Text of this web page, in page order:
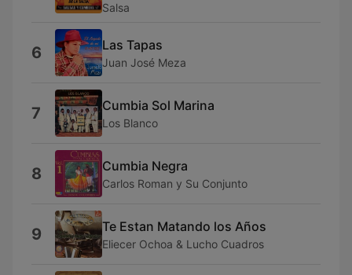
Salsa
6 Las Tapas
Juan José Meza
7 Cumbia Sol Marina
Los Blanco
8 Cumbia Negra
Carlos Roman y Su Conjunto
9 Te Estan Matando los Años
Eliecer Ochoa & Lucho Cuadros